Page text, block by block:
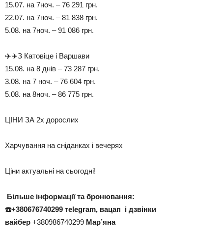
15.07. на 7ноч. – 76 291 грн.
22.07. на 7ноч. – 81 838 грн.
5.08. на 7ноч. – 91 086 грн.
✈️✈️З Катовіце і Варшави
15.08. на 8 днів – 73 287 грн.
3.08. на 7 ноч. – 76 604 грн.
5.08. на 8ноч. – 86 775 грн.
ЦІНИ ЗА 2х дорослих
Харчування на сніданках і вечерях
Ціни актуальні на сьогодні!
Більше інформації та бронювання:
☎️+380676740299 тelegram, вацап і дзвінки
вайбер +380986740299 Мар’яна